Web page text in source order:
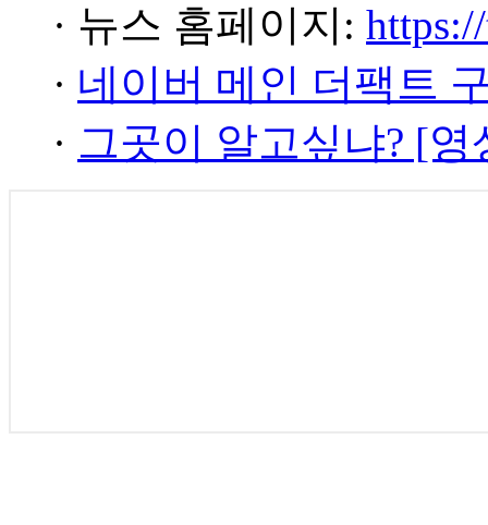
· 뉴스 홈페이지:
· 네이버 메인 더팩트
· 그곳이 알고싶냐? [